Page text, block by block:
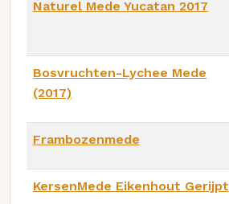
Naturel Mede Yucatan 2017
Bosvruchten-Lychee Mede
(2017)
Frambozenmede
KersenMede Eikenhout Gerijpt